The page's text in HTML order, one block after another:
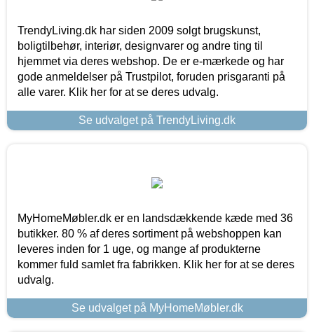
TrendyLiving.dk har siden 2009 solgt brugskunst,
boligtilbehør, interiør, designvarer og andre ting til
hjemmet via deres webshop. De er e-mærkede og har
gode anmeldelser på Trustpilot, foruden prisgaranti på
alle varer. Klik her for at se deres udvalg.
Se udvalget på TrendyLiving.dk
MyHomeMøbler.dk er en landsdækkende kæde med 36
butikker. 80 % af deres sortiment på webshoppen kan
leveres inden for 1 uge, og mange af produkterne
kommer fuld samlet fra fabrikken. Klik her for at se deres
udvalg.
Se udvalget på MyHomeMøbler.dk